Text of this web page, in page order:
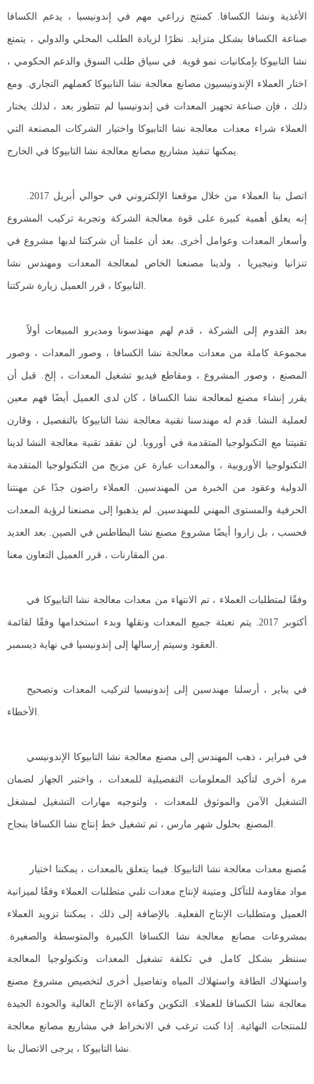
الأغذية ونشا الكسافا. كمنتج زراعي مهم في إندونيسيا ، يدعم الكسافا
صناعة الكسافا بشكل متزايد. نظرًا لزيادة الطلب المحلي والدولي ، يتمتع
نشا التابيوكا بإمكانيات نمو قوية. في سياق طلب السوق والدعم الحكومي ،
اختار العملاء الإندونيسيون مصانع معالجة نشا التابيوكا كعملهم التجاري. ومع
ذلك ، فإن صناعة تجهيز المعدات في إندونيسيا لم تتطور بعد ، لذلك يختار
العملاء شراء معدات معالجة نشا التابيوكا واختيار الشركات المصنعة التي
يمكنها تنفيذ مشاريع مصانع معالجة نشا التابيوكا في الخارج.
اتصل بنا العملاء من خلال موقعنا الإلكتروني في حوالي أبريل 2017.
إنه يعلق أهمية كبيرة على قوة معالجة الشركة وتجربة تركيب المشروع
وأسعار المعدات وعوامل أخرى. بعد أن علمنا أن شركتنا لديها مشروع في
تنزانيا ونيجيريا ، ولدينا مصنعنا الخاص لمعالجة المعدات ومهندس نشا
التابيوكا ، قرر العميل زيارة شركتنا.
بعد القدوم إلى الشركة ، قدم لهم مهندسونا ومديرو المبيعات أولاً
مجموعة كاملة من معدات معالجة نشا الكسافا ، وصور المعدات ، وصور
المصنع ، وصور المشروع ، ومقاطع فيديو تشغيل المعدات ، إلخ. قبل أن
يقرر إنشاء مصنع لمعالجة نشا الكسافا ، كان لدى العميل أيضًا فهم معين
لعملية النشا. قدم له مهندسنا تقنية معالجة نشا التابيوكا بالتفصيل ، وقارن
تقنيتنا مع التكنولوجيا المتقدمة في أوروبا. لن تفقد تقنية معالجة النشا لدينا
التكنولوجيا الأوروبية ، والمعدات عبارة عن مزيج من التكنولوجيا المتقدمة
الدولية وعقود من الخبرة من المهندسين. العملاء راضون جدًا عن مهنتنا
الحرفية والمستوى المهني للمهندسين. لم يذهبوا إلى مصنعنا لرؤية المعدات
فحسب ، بل زاروا أيضًا مشروع مصنع نشا البطاطس في الصين. بعد العديد
من المقارنات ، قرر العميل التعاون معنا.
وفقًا لمتطلبات العملاء ، تم الانتهاء من معدات معالجة نشا التابيوكا في
أكتوبر 2017. يتم تعبئة جميع المعدات ونقلها وبدء استخدامها وفقًا لقائمة
العقود وسيتم إرسالها إلى إندونيسيا في نهاية ديسمبر.
في يناير ، أرسلنا مهندسين إلى إندونيسيا لتركيب المعدات وتصحيح
الأخطاء.
في فبراير ، ذهب المهندس إلى مصنع معالجة نشا التابيوكا الإندونيسي
مرة أخرى لتأكيد المعلومات التفصيلية للمعدات ، واختبر الجهاز لضمان
التشغيل الآمن والموثوق للمعدات ، ولتوجيه مهارات التشغيل لمشغل
المصنع. بحلول شهر مارس ، تم تشغيل خط إنتاج نشا الكسافا بنجاح.
مواد مقاومة للتآكل ومتينة لإنتاج معدات تلبي متطلبات العملاء وفقًا لميزانية
العميل ومتطلبات الإنتاج الفعلية. بالإضافة إلى ذلك ، يمكننا تزويد العملاء
بمشروعات مصانع معالجة نشا الكسافا الكبيرة والمتوسطة والصغيرة.
سننظر بشكل كامل في تكلفة تشغيل المعدات وتكنولوجيا المعالجة
واستهلاك الطاقة واستهلاك المياه وتفاصيل أخرى لتخصيص مشروع مصنع
معالجة نشا الكسافا للعملاء. التكوين وكفاءة الإنتاج العالية والجودة الجيدة
للمنتجات النهائية. إذا كنت ترغب في الانخراط في مشاريع مصانع معالجة
نشا التابيوكا ، يرجى الاتصال بنا.